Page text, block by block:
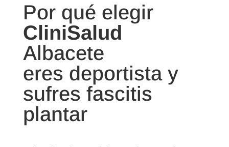
Por qué elegir
CliniSalud
Albacete
eres deportista y
sufres fascitis
plantar